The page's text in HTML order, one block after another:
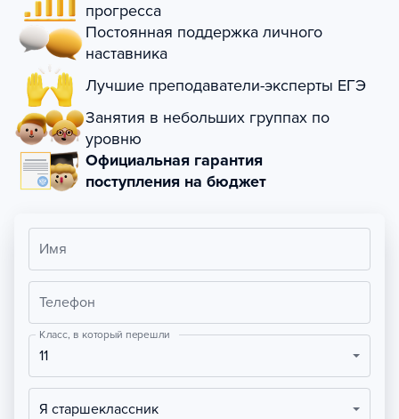
прогресса
Постоянная поддержка личного
наставника
Лучшие преподаватели-эксперты ЕГЭ
Занятия в небольших группах по
уровню
Официальная гарантия
поступления на бюджет
Имя
Телефон
Класс, в который перешли
11
Я старшеклассник